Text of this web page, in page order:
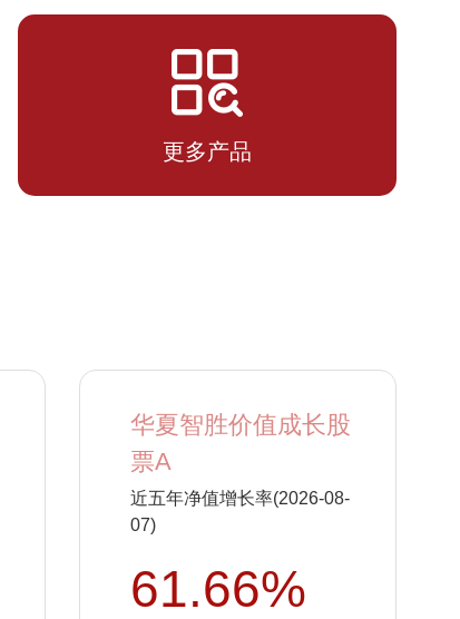
07-14
更多产品
华夏智胜价值成长股
票A
近五年净值增长率(2026-08-
07)
61.66%